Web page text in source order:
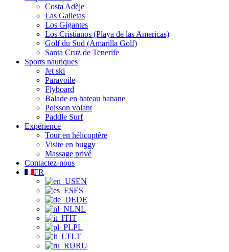
Costa Adèje
Las Galletas
Los Gigantes
Los Cristianos (Playa de las Americas)
Golf du Sud (Amarilla Golf)
Santa Cruz de Tenerife
Sports nautiques
Jet ski
Paravoile
Flyboard
Balade en bateau banane
Poisson volant
Paddle Surf
Expérience
Tour en hélicoptère
Visite en buggy
Massage privé
Contactez-nous
FR
EN
ES
DE
NL
IT
PL
LT
RU